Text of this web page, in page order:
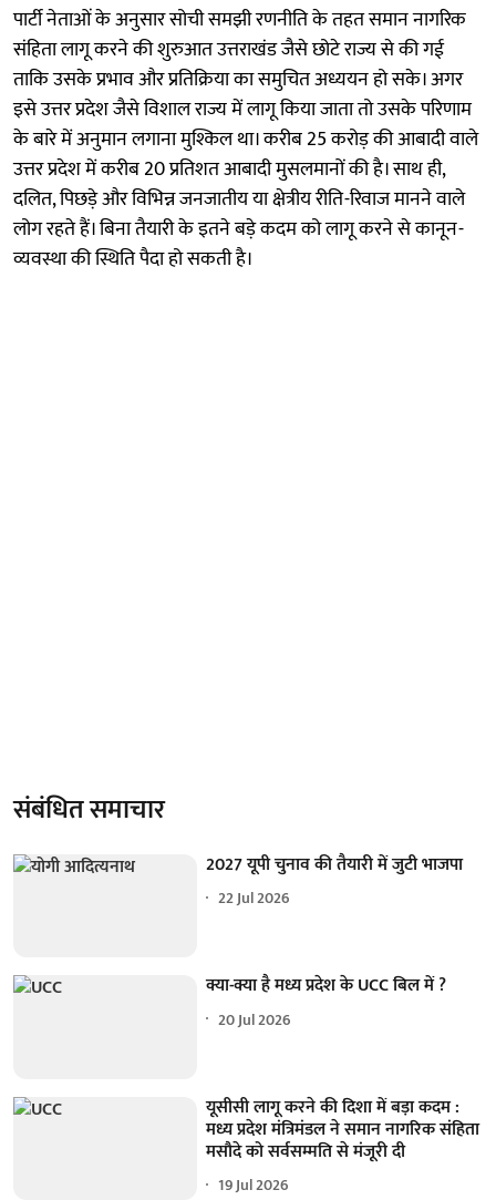
पार्टी नेताओं के अनुसार सोची समझी रणनीति के तहत समान नागरिक
संहिता लागू करने की शुरुआत उत्तराखंड जैसे छोटे राज्य से की गई
ताकि उसके प्रभाव और प्रतिक्रिया का समुचित अध्ययन हो सके। अगर
इसे उत्तर प्रदेश जैसे विशाल राज्य में लागू किया जाता तो उसके परिणाम
के बारे में अनुमान लगाना मुश्किल था। करीब 25 करोड़ की आबादी वाले
उत्तर प्रदेश में करीब 20 प्रतिशत आबादी मुसलमानों की है। साथ ही,
दलित, पिछड़े और विभिन्न जनजातीय या क्षेत्रीय रीति-रिवाज मानने वाले
लोग रहते हैं। बिना तैयारी के इतने बड़े कदम को लागू करने से कानून-
व्यवस्था की स्थिति पैदा हो सकती है।
संबंधित समाचार
2027 यूपी चुनाव की तैयारी में जुटी भाजपा
22 Jul 2026
क्या-क्या है मध्य प्रदेश के UCC बिल में ?
20 Jul 2026
यूसीसी लागू करने की दिशा में बड़ा कदम :
मध्य प्रदेश मंत्रिमंडल ने समान नागरिक संहिता
मसौदे को सर्वसम्मति से मंजूरी दी
19 Jul 2026